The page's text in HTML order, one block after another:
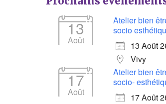
13
Août
Atelier bien
socio
13 Août
Vivy
17
Août
Atelier bien
socio-
17 Août